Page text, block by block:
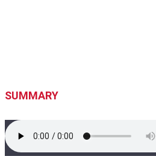
SUMMARY